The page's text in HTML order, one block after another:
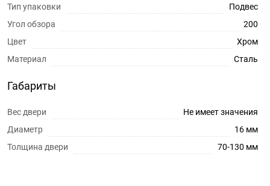
Тип упаковки
Подвес
Угол обзора
200
Цвет
Хром
Материал
Сталь
Габариты
Вес двери
Не имеет значения
Диаметр
16 мм
Толщина двери
70-130 мм